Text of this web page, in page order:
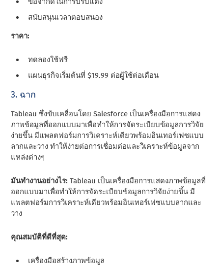
สนับสนุนเวลาตอบสนอง
ราคา:
ทดลองใช้ฟรี
แผนธุรกิจเริ่มต้นที่ $19.99 ต่อผู้ใช้ต่อเดือน
3. ฉาก
Tableau ซึ่งขับเคลื่อนโดย Salesforce เป็นเครื่องมือการแสดง
ภาพข้อมูลที่ออกแบบมาเพื่อทําให้การจัดระเบียบข้อมูลการวิจัย
ง่ายขึ้น มีแพลตฟอร์มการวิเคราะห์เดียวพร้อมอินเทอร์เฟซแบบ
ลากและวาง ทําให้ง่ายต่อการเชื่อมต่อและวิเคราะห์ข้อมูลจาก
แหล่งต่างๆ
มันทํางานอย่างไร:Tableau เป็นเครื่องมือการแสดงภาพข้อมูลที่
ออกแบบมาเพื่อทําให้การจัดระเบียบข้อมูลการวิจัยง่ายขึ้น มี
แพลตฟอร์มการวิเคราะห์เดียวพร้อมอินเทอร์เฟซแบบลากและ
วาง
คุณสมบัติที่ดีที่สุด:
เครื่องมือสร้างภาพข้อมูล